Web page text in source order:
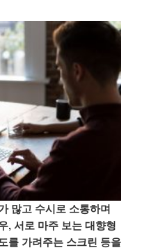
많고 수시로 소통하며
, 서로 마주 보는 대향형
를 가려주는 스크린 등을